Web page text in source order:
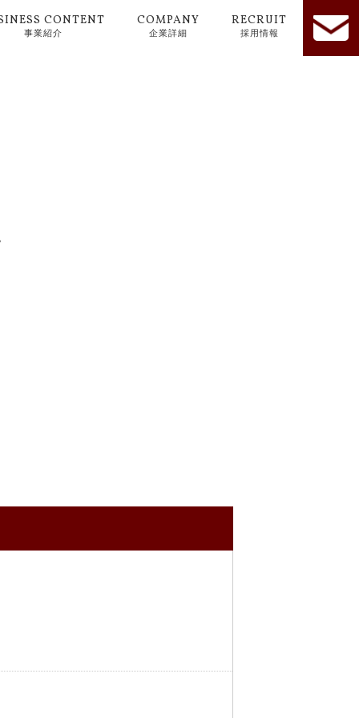
CONTENT
事業紹介
COMPANY
企業詳細
RECRUIT
採用情報